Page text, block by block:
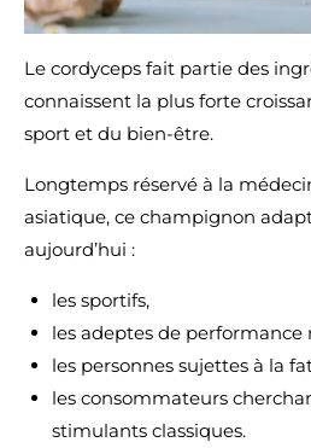
Le cordyceps fait partie des
connaissent la plus forte
sport et du bien-être.
Longtemps réservé à la
asiatique, ce champignon
aujourd’hui :
les sportifs,
les adeptes de performance
les personnes sujettes à la
les consommateurs
stimulants classiques.